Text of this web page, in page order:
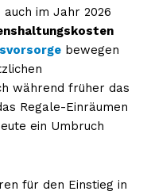
im Jahr 2026
bewegen
während früher das
Regale-Einräumen
ein Umbruch
für den Einstieg in